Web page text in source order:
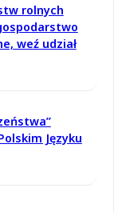
rolnych
weź udział
Języku